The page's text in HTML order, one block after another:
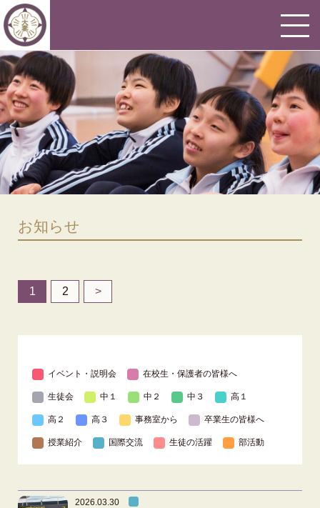
お知らせ
2026.03.30
1 2 >
イベント・説明会 在校生・保護者の皆様へ
生徒会 中１ 中２ 中３ 高１
高２ 高３ 事務室から 卒業生の皆様へ
授業紹介 国際交流 生徒の活躍 部活動